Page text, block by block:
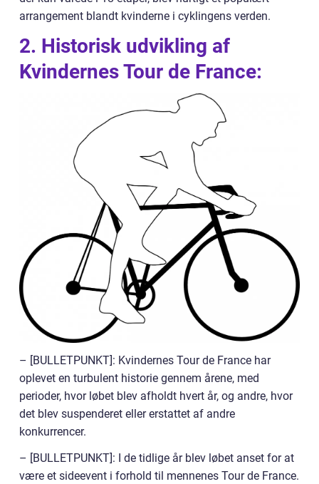
arrangement blandt kvinderne i cyklingens verden.
2. Historisk udvikling af
Kvindernes Tour de France:
– [BULLETPUNKT]: Kvindernes Tour de France har
oplevet en turbulent historie gennem årene, med
perioder, hvor løbet blev afholdt hvert år, og andre, hvor
det blev suspenderet eller erstattet af andre
konkurrencer.
– [BULLETPUNKT]: I de tidlige år blev løbet anset for at
være et sideevent i forhold til mennenes Tour de France.